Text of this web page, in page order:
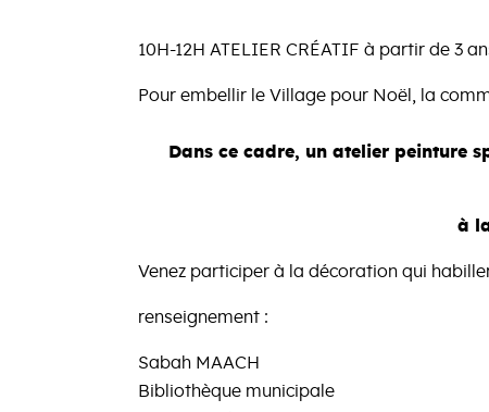
10H-12H ATELIER CRÉATIF à partir de 3
Pour embellir le Village pour Noël, la
Dans ce cadre, un atelier peinture
à
Venez participer à la décoration qui
renseignement :
Sabah MAACH
Bibliothèque municipale